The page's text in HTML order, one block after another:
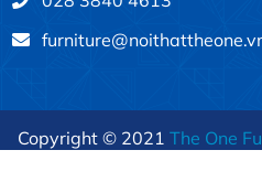
Copyright © 2021 The One